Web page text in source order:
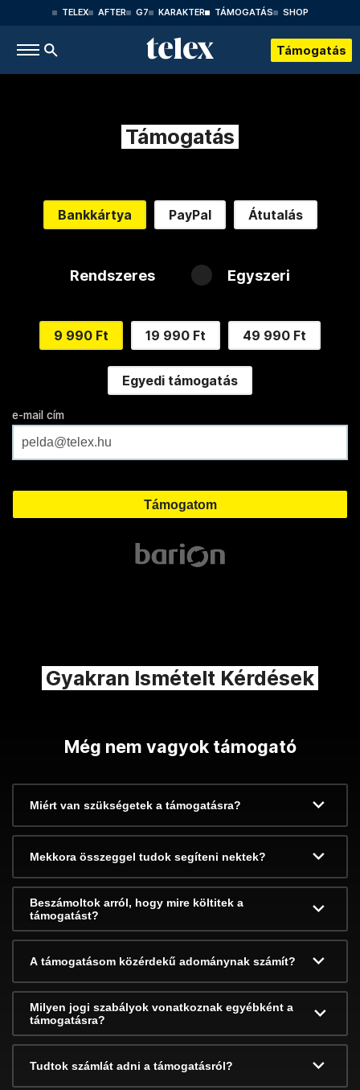
TELEX AFTER G7 KARAKTER TÁMOGATÁS SHOP
Támogatás
Támogatás
Bankkártya PayPal Átutalás
Rendszeres Egyszeri
9 990 Ft 19 990 Ft 49 990 Ft
Egyedi támogatás
e-mail cím
Gyakran Ismételt Kérdések
Még nem vagyok támogató
Miért van szükségetek a támogatásra?
Mekkora összeggel tudok segíteni nektek?
Beszámoltok arról, hogy mire költitek a
támogatást?
A támogatásom közérdekű adománynak számít?
Milyen jogi szabályok vonatkoznak egyébként a
támogatásra?
Tudtok számlát adni a támogatásról?